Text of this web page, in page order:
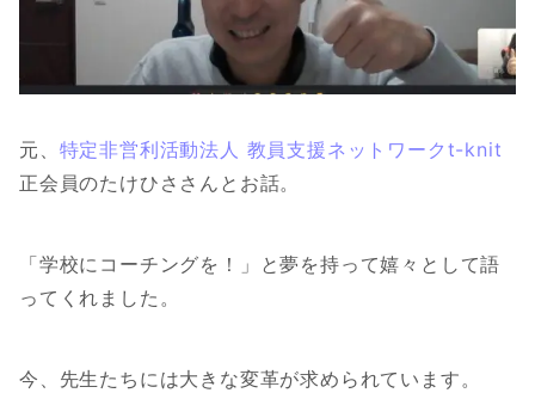
元、 特定非営利活動法人 教員支援ネットワークt-knit
正会員のたけひささんとお話。
「学校にコーチングを！」と夢を持って嬉々として語
ってくれました。
今、先生たちには大きな変革が求められています。